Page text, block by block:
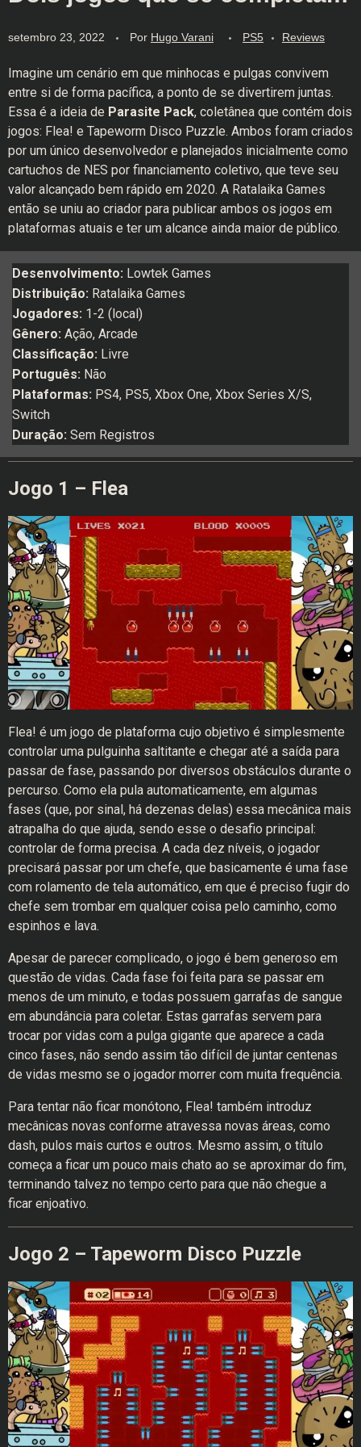
setembro 23, 2022 Por Hugo Varani PS5 Reviews
Imagine um cenário em que minhocas e pulgas convivem
entre si de forma pacífica, a ponto de se divertirem juntas.
Essa é a ideia de Parasite Pack, coletânea que contém dois
jogos: Flea! e Tapeworm Disco Puzzle. Ambos foram criados
por um único desenvolvedor e planejados inicialmente como
cartuchos de NES por financiamento coletivo, que teve seu
valor alcançado bem rápido em 2020. A Ratalaika Games
então se uniu ao criador para publicar ambos os jogos em
plataformas atuais e ter um alcance ainda maior de público.
Desenvolvimento: Lowtek Games
Distribuição: Ratalaika Games
Jogadores: 1-2 (local)
Gênero: Ação, Arcade
Classificação: Livre
Português: Não
Plataformas: PS4, PS5, Xbox One, Xbox Series X/S,
Switch
Duração: Sem Registros
Jogo 1 – Flea
Flea! é um jogo de plataforma cujo objetivo é simplesmente
controlar uma pulguinha saltitante e chegar até a saída para
passar de fase, passando por diversos obstáculos durante o
percurso. Como ela pula automaticamente, em algumas
fases (que, por sinal, há dezenas delas) essa mecânica mais
atrapalha do que ajuda, sendo esse o desafio principal:
controlar de forma precisa. A cada dez níveis, o jogador
precisará passar por um chefe, que basicamente é uma fase
com rolamento de tela automático, em que é preciso fugir do
chefe sem trombar em qualquer coisa pelo caminho, como
espinhos e lava.
Apesar de parecer complicado, o jogo é bem generoso em
questão de vidas. Cada fase foi feita para se passar em
menos de um minuto, e todas possuem garrafas de sangue
em abundância para coletar. Estas garrafas servem para
trocar por vidas com a pulga gigante que aparece a cada
cinco fases, não sendo assim tão difícil de juntar centenas
de vidas mesmo se o jogador morrer com muita frequência.
Para tentar não ficar monótono, Flea! também introduz
mecânicas novas conforme atravessa novas áreas, como
dash, pulos mais curtos e outros. Mesmo assim, o título
começa a ficar um pouco mais chato ao se aproximar do fim,
terminando talvez no tempo certo para que não chegue a
ficar enjoativo.
Jogo 2 – Tapeworm Disco Puzzle